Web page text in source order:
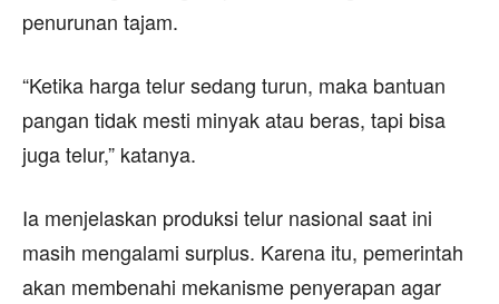
penurunan tajam.
“Ketika harga telur sedang turun, maka bantuan
pangan tidak mesti minyak atau beras, tapi bisa
juga telur,” katanya.
Ia menjelaskan produksi telur nasional saat ini
masih mengalami surplus. Karena itu, pemerintah
akan membenahi mekanisme penyerapan agar